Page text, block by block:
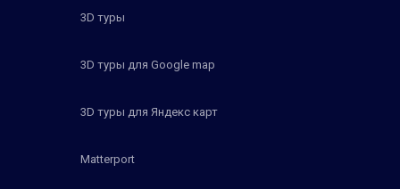
3D туры
3D туры для Google map
3D туры для Яндекс карт
Matterport